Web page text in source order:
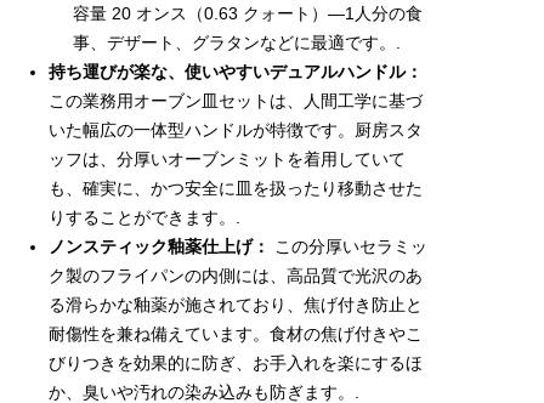
容量 20 オンス（0.63 クォート）—1人分の食
事、デザート、グラタンなどに最適です。.
持ち運びが楽な、使いやすいデュアルハンドル：
この業務用オーブン皿セットは、人間工学に基づ
いた幅広の一体型ハンドルが特徴です。厨房スタ
ッフは、分厚いオーブンミットを着用していて
も、確実に、かつ安全に皿を扱ったり移動させた
りすることができます。.
ノンスティック釉薬仕上げ：
この分厚いセラミッ
ク製のフライパンの内側には、高品質で光沢のあ
る滑らかな釉薬が施されており、焦げ付き防止と
耐傷性を兼ね備えています。食材の焦げ付きやこ
びりつきを効果的に防ぎ、お手入れを楽にするほ
か、臭いや汚れの染み込みも防ぎます。.